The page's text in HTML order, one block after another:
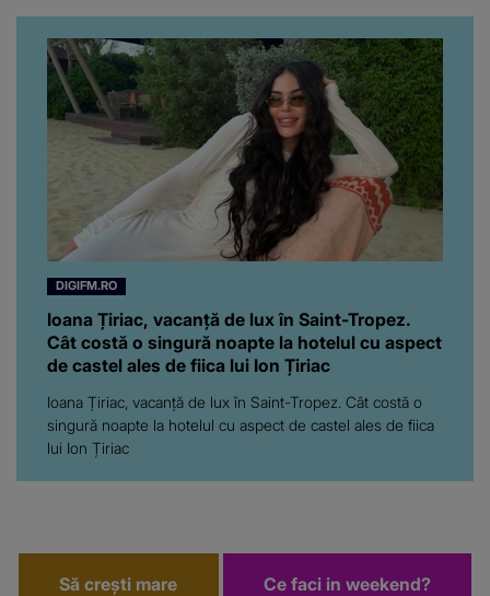
noastră! Fostei
prezentatoare nici că-i
vine să creadă că s-a
ajuns până aici, dar e
adevărat, au făcut-o și pe
asta! Și ce a ieșit la iveală
ar fi prea mult pentru
oricine: "Cu… mine, fata
româncă...”
DIGIFM.RO
Ioana Țiriac, vacanță de lux în Saint-Tropez.
Cât costă o singură noapte la hotelul cu aspect
de castel ales de fiica lui Ion Țiriac
Ioana Țiriac, vacanță de lux în Saint-Tropez. Cât costă o
singură noapte la hotelul cu aspect de castel ales de fiica
lui Ion Țiriac
Să crești mare Ce faci in weekend?